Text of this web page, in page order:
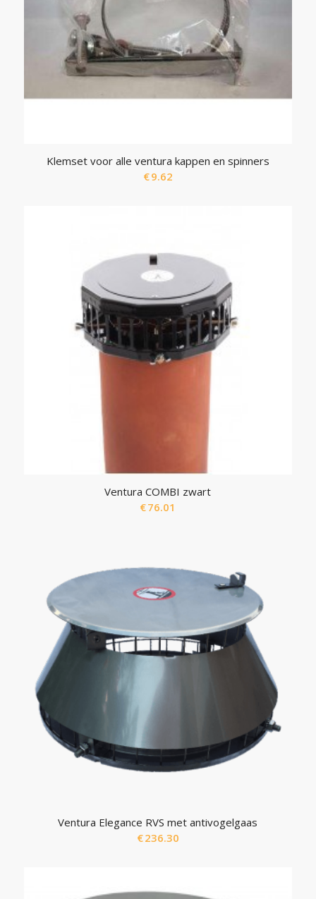
Klemset voor alle ventura kappen en spinners
€9.62
Ventura COMBI zwart
€76.01
Ventura Elegance RVS met antivogelgaas
€236.30